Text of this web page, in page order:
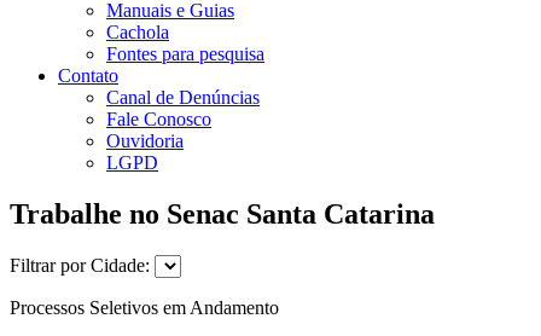
Manuais e Guias
Cachola
Fontes para pesquisa
Contato
Canal de Denúncias
Fale Conosco
Ouvidoria
LGPD
Trabalhe no Senac Santa Catarina
Filtrar por Cidade:
Processos Seletivos em Andamento